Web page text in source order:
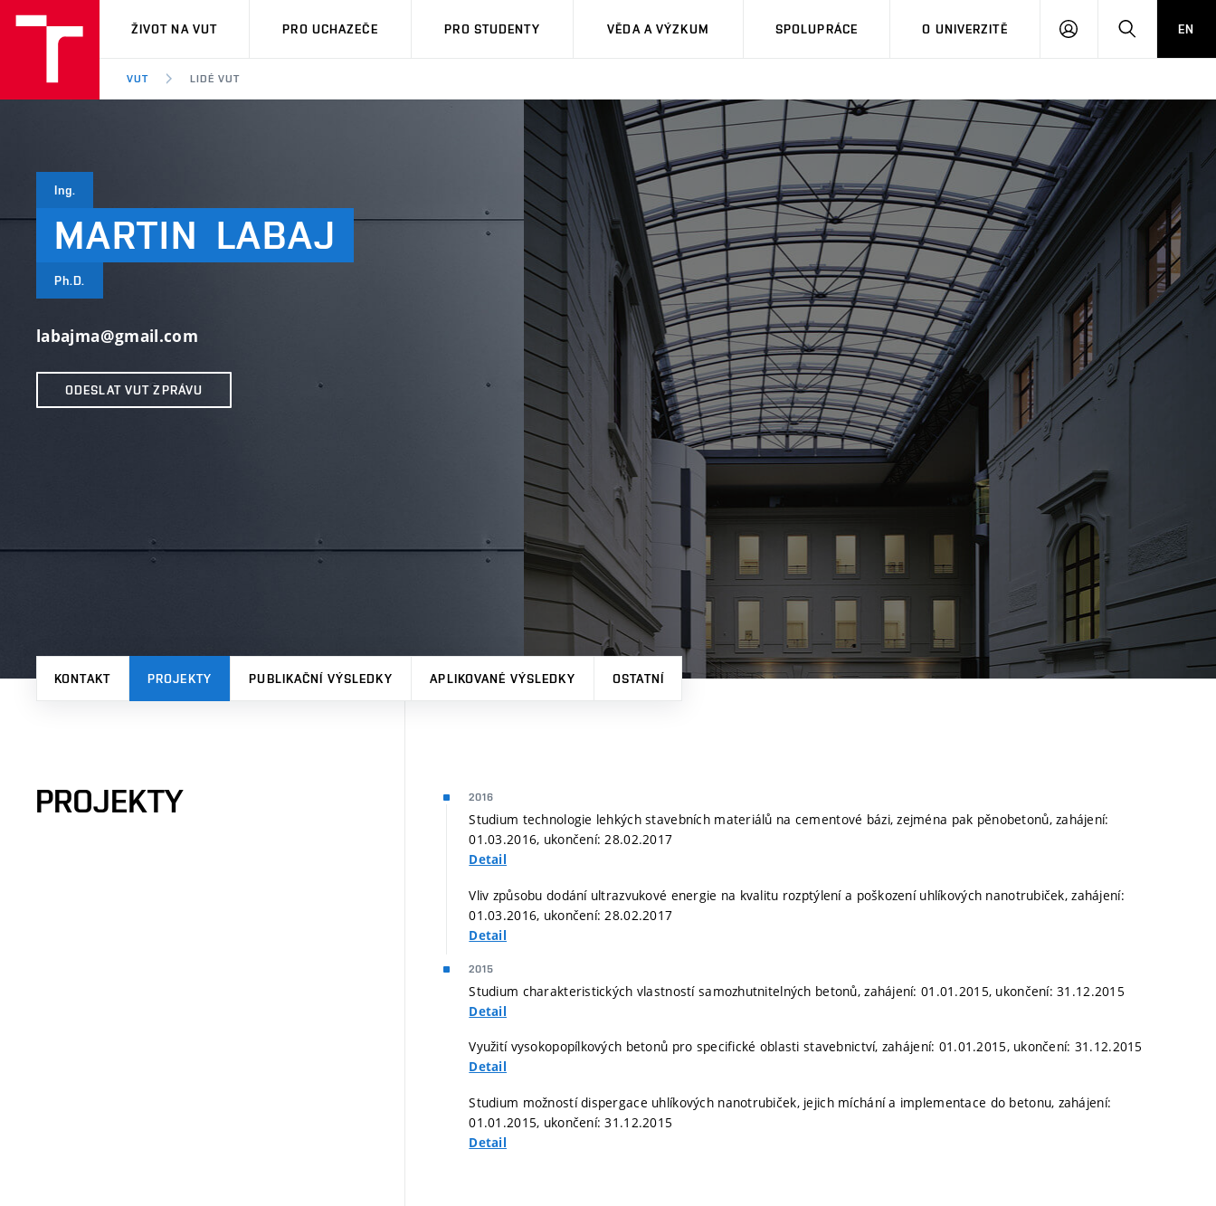
VUT
ŽIVOT NA VUT PRO UCHAZEČE PRO STUDENTY VĚDA A VÝZKUM SPOLUPRÁCE O UNIVERZITĚ
PŘIHLÁSIT HLEDATEN
VUT LIDÉ VUT
Ing.
MARTIN LABAJ
Ph.D.
labajma@gmail.com
ODESLAT VUT ZPRÁVU
KONTAKT PROJEKTY PUBLIKAČNÍ VÝSLEDKY APLIKOVANÉ VÝSLEDKY OSTATNÍ
PROJEKTY 2016
Studium technologie lehkých stavebních materiálů na cementové bázi, zejména pak pěnobetonů, zahájení:
01.03.2016, ukončení: 28.02.2017
Detail
Vliv způsobu dodání ultrazvukové energie na kvalitu rozptýlení a poškození uhlíkových nanotrubiček, zahájení:
01.03.2016, ukončení: 28.02.2017
Detail
2015
Studium charakteristických vlastností samozhutnitelných betonů, zahájení: 01.01.2015, ukončení: 31.12.2015
Detail
Využití vysokopopílkových betonů pro specifické oblasti stavebnictví, zahájení: 01.01.2015, ukončení: 31.12.2015
Detail
Studium možností dispergace uhlíkových nanotrubiček, jejich míchání a implementace do betonu, zahájení:
01.01.2015, ukončení: 31.12.2015
Detail